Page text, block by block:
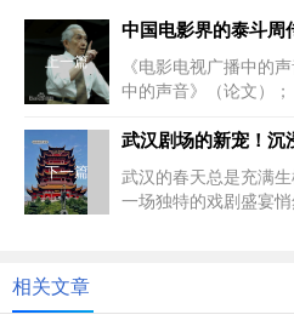
上一篇
中国电影界的泰斗周
《电影电视广播中的声音》（书
中的声音》（论文）； 《论电影剪辑》（论文）；
下一篇
武汉的春天总是充满
一场独特的戏剧盛宴
相关文章